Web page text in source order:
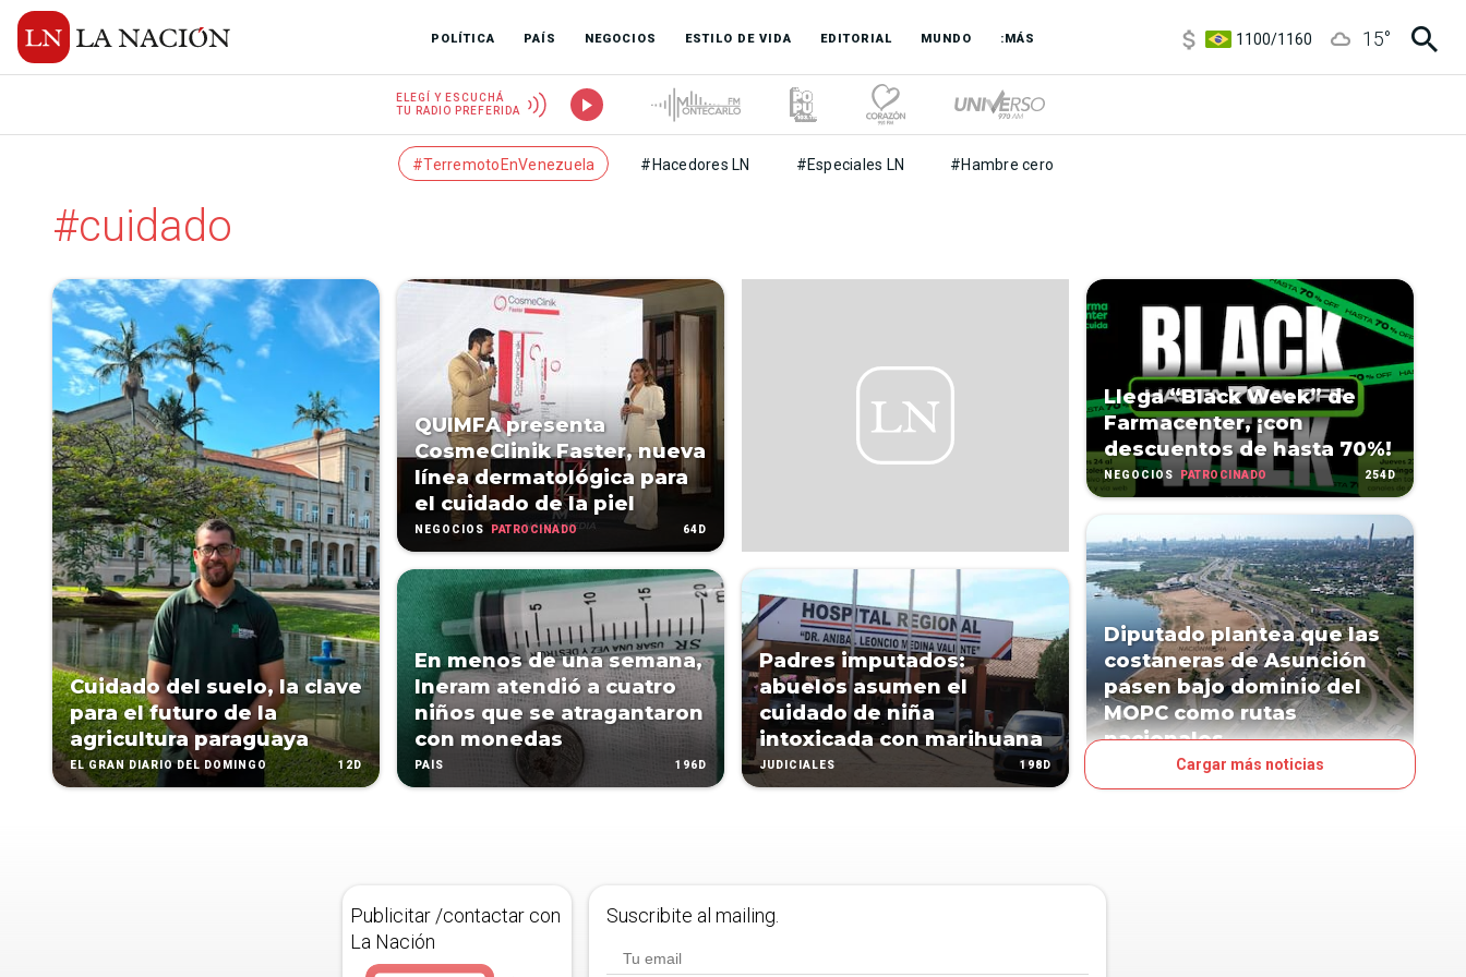
POLÍTICA PAÍS NEGOCIOS ESTILO DE VIDA EDITORIAL MUNDO :MÁS
1100/1160
15°
ELEGÍ Y ESCUCHÁ
TU RADIO PREFERIDA
#TerremotoEnVenezuela #Hacedores LN #Especiales LN #Hambre cero
#cuidado
Cuidado del suelo, la clave
para el futuro de la
agricultura paraguaya
EL GRAN DIARIO DEL DOMINGO 12D
QUIMFA presenta
CosmeClinik Faster, nueva
línea dermatológica para
el cuidado de la piel
NEGOCIOS PATROCINADO 64D
En menos de una semana,
Ineram atendió a cuatro
niños que se atragantaron
con monedas
PAÍS 196D
Padres imputados:
abuelos asumen el
cuidado de niña
intoxicada con marihuana
JUDICIALES 198D
Llega “Black Week” de
Farmacenter, ¡con
descuentos de hasta 70%!
NEGOCIOS PATROCINADO 254D
Diputado plantea que las
costaneras de Asunción
pasen bajo dominio del
MOPC como rutas
nacionales
Cargar más noticias
Publicitar /contactar con
La Nación
Suscribite al mailing.